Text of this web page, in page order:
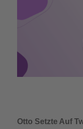
Otto Setzte Auf